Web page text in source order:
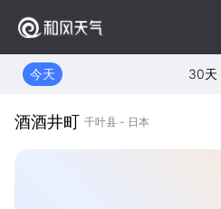
今天 30天
酒酒井町 千叶县 - 日本